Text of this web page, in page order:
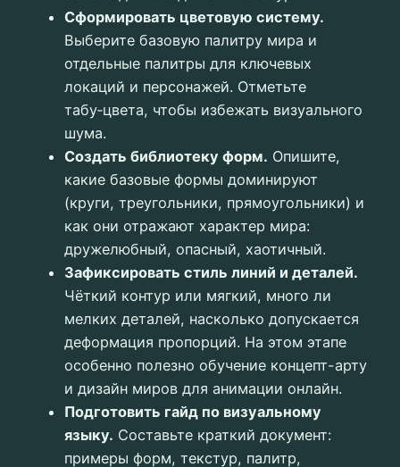
Сформировать цветовую систему.
Выберите базовую палитру мира и
отдельные палитры для ключевых
локаций и персонажей. Отметьте
табу‑цвета, чтобы избежать визуального
шума.
Создать библиотеку форм. Опишите,
какие базовые формы доминируют
(круги, треугольники, прямоугольники) и
как они отражают характер мира:
дружелюбный, опасный, хаотичный.
Зафиксировать стиль линий и деталей.
Чёткий контур или мягкий, много ли
мелких деталей, насколько допускается
деформация пропорций. На этом этапе
особенно полезно обучение концепт-арту
и дизайн миров для анимации онлайн.
Подготовить гайд по визуальному
языку. Составьте краткий документ:
примеры форм, текстур, палитр,